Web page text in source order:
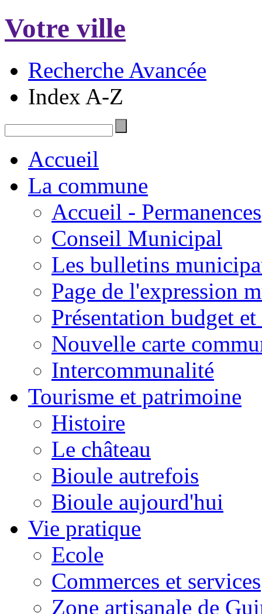
Votre ville
Recherche Avancée
Index A-Z
Accueil
La commune
Accueil - Permanences
Conseil Municipal
Les bulletins
Page de l'expression
Présentation budget
Nouvelle carte
Intercommunalité
Tourisme et patrimoine
Histoire
Le château
Bioule autrefois
Bioule aujourd'hui
Vie pratique
Ecole
Commerces et services
Zone artisanale de